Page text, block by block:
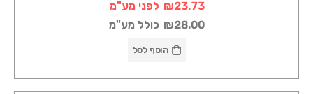
₪23.73 לפני מע"מ
₪28.00 כולל מע"מ
הוסף לסל